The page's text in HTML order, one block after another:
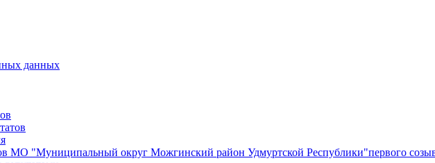
данных
МО "Муниципальный округ Можгинский район Удмуртской Республики"первого